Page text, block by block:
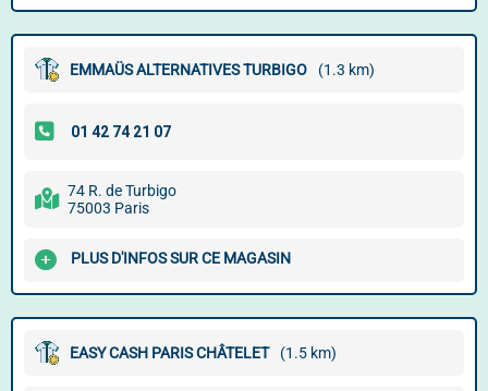
EMMAÜS ALTERNATIVES TURBIGO (1.3 km)
74 R. de Turbigo
75003 Paris
PLUS D'INFOS SUR CE MAGASIN
EASY CASH PARIS CHÂTELET (1.5 km)